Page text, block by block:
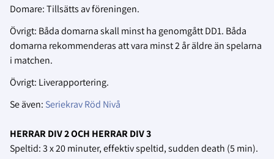
Domare: Tillsätts av föreningen.
Övrigt: Båda domarna skall minst ha genomgått DD1. Båda
domarna rekommenderas att vara minst 2 år äldre än spelarna
i matchen.
Övrigt: Liverapportering.
Se även: Seriekrav Röd Nivå
HERRAR DIV 2 OCH HERRAR DIV 3
Speltid: 3 x 20 minuter, effektiv speltid, sudden death (5 min).